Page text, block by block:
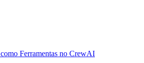
Ferramentas no CrewAI